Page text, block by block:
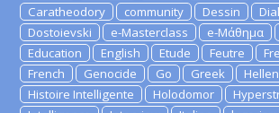
Caratheodory
community Dessin
Dostoievski
e-Masterclass e-Μάθημα
Education
English Etude Feutre
French
Genocide Go Greek
Histoire Intelligente
Holodomor